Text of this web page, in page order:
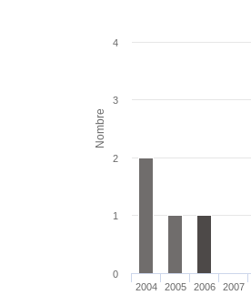
Nombre
2004 2005 2006 2007
0
1
2
3
4